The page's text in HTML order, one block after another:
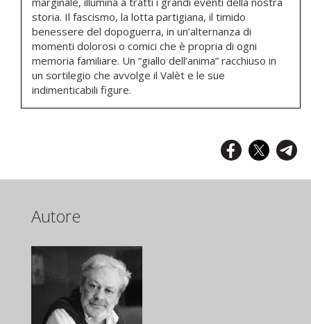
storia. Il fascismo, la lotta partigiana, il timido
benessere del dopoguerra, in un’alternanza di
momenti dolorosi o comici che è propria di ogni
memoria familiare. Un “giallo dell’anima” racchiuso in
un sortilegio che avvolge il Valèt e le sue
indimenticabili figure.
Autore